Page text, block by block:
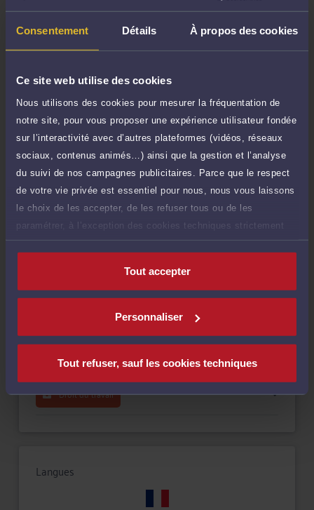
Consentement Détails À propos des cookies
Ce site web utilise des cookies
Nous utilisons des cookies pour mesurer la fréquentation de
notre site, pour vous proposer une expérience utilisateur fondée
sur l’interactivité avec d’autres plateformes (vidéos, réseaux
sociaux, contenus animés…) ainsi que la gestion et l’analyse
du suivi de nos campagnes publicitaires. Parce que le respect
de votre vie privée est essentiel pour nous, nous vous laissons
le choix de les accepter, de les refuser tous ou de les
paramétrer, à l’exception des cookies techniques strictement
nécessaires au fonctionnement du site.
Tout accepter
Personnaliser
Tout refuser, sauf les cookies techniques
de 1.000 caractères)
Poser une question
Consultation écrite
d'ajout d'une pièce jointe
Consulter par écrit
Payer des honoraires ou une facture
Vous souhaitez payer une facture ou des
honoraires à l’avocat par Carte Bancaire.
Payer
Droit du travail
Langues